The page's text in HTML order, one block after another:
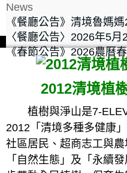
News
《餐廳公告》清境魯媽
〈餐廳公告〉2026年5
《春節公告》2026農曆
2012清境植
植樹與淨山是7-
2012「清境多種多健康
社區居民、超商志工與
「自然生態」及「永續